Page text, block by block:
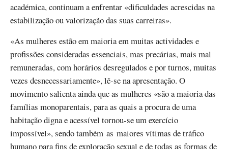
académica, continuam a enfrentar «dificuldades acrescidas na
estabilização ou valorização das suas carreiras».
«As mulheres estão em maioria em muitas actividades e
profissões consideradas essenciais, mas precárias, mais mal
remuneradas, com horários desregulados e por turnos, muitas
vezes desnecessariamente», lê-se na apresentação. O
movimento salienta ainda que as mulheres «são a maioria das
famílias monoparentais, para as quais a procura de uma
habitação digna e acessível tornou-se um exercício
impossível», sendo também as maiores vítimas de tráfico
humano para fins de exploração sexual e de todas as formas de